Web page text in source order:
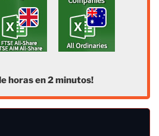
horas en 2 minutos!